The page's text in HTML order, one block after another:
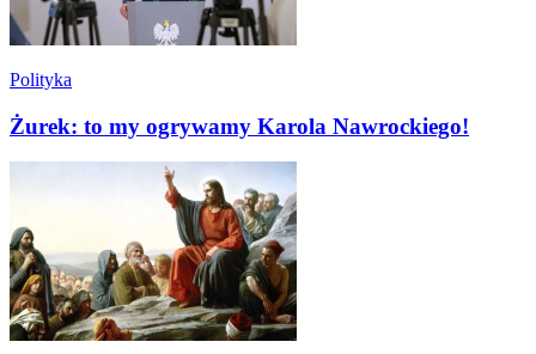
Polityka
Żurek: to my ogrywamy Karola Nawrockiego!